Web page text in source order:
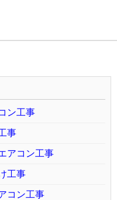
ン工事
事
アコン工事
工事
コン工事